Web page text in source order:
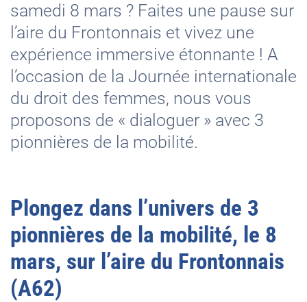
samedi 8 mars ? Faites une pause sur
l’aire du Frontonnais et vivez une
expérience immersive étonnante ! A
l’occasion de la Journée internationale
du droit des femmes, nous vous
proposons de « dialoguer » avec 3
pionnières de la mobilité.
Plongez dans l’univers de 3
pionnières de la mobilité, le 8
mars, sur l’aire du Frontonnais
(A62)